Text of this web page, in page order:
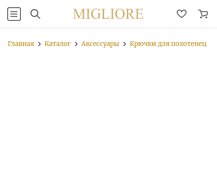
Главная Каталог Аксессуары Крючки для полотенец